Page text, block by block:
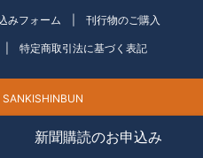
新聞購読のお申込み
みフォーム 刊行物のご購入
特定商取引法に基づく表記